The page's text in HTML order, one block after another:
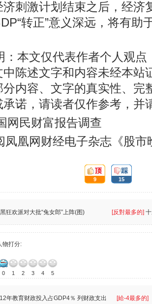
济刺激计划结束之后，经济
转正”意义深远，将有助
：本文仅代表作者个人观
陈述文字和内容未经本站
内容、文字的真实性、完
诺，请读者仅作参考，并
网民财富报告调查
凤凰网财经电子杂志《股市
頂:
9
踩:
15
狂欢派对大批“兔女郎”上阵(图) [反對最多的]
物打分:
0 1 2 3 4 5
年教育财政投入占GDP4％ 列财政支出 [給-4最多的]